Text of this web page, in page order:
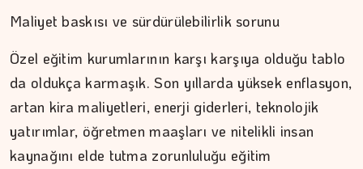
Maliyet baskısı ve sürdürülebilirlik sorunu
Özel eğitim kurumlarının karşı karşıya olduğu tablo
da oldukça karmaşık. Son yıllarda yüksek enflasyon,
artan kira maliyetleri, enerji giderleri, teknolojik
yatırımlar, öğretmen maaşları ve nitelikli insan
kaynağını elde tutma zorunluluğu eğitim
Kadim tıptan günümüze…